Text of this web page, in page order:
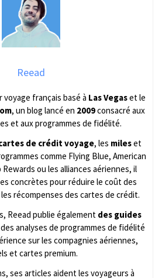
Reead
français basé à Las Vegaset le
, un blog lancé en 2009consacré aux
et aux programmes de fidélité.
de crédit voyage, les mileset
comme Flying Blue, American
ou les alliances aériennes, il
concrètes pour réduire le coût des
récompenses des cartes de crédit.
Reead publie également des guides
analyses de programmes de fidélité
sur les compagnies aériennes,
et cartes premium.
ses articles aident les voyageurs à